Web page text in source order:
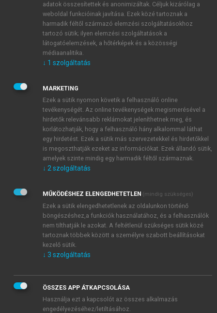
E-MAIL-CÍM
JELSZÓ
JELSZÓ ÚJRA
Kérek értesítést a MeRSZ újdonságairól, akcióiról.
Kérek értesítést az Akadémiai Kiadó Zrt. újdonságairól,
Adatkezelési tájékoztatóbanfoglaltakat tudomásul
veszem és elfogadom.
Általános vásárlási feltételeket, valamint a szotar.netés a
mersz.huoldalak licencszerződéseiben foglaltakat
tudomásul veszem és elfogadom.
KIPRÓBÁLOM
adatok összesítettek és anonimizáltak. Céljuk kizárólag a
weboldal funkcióinak javítása. Ezek közé tartoznak a
harmadik féltől származó elemzési szolgáltatásokhoz
tartozó sütik; ilyen elemzési szolgáltatások a
látogatóelemzések, a hőtérképek és a közösségi
médiaanalitika.
↓ 1 szolgáltatás
MARKETING
Ezek a sütik nyomon követik a felhasználó online
tevékenységét. Az online tevékenységek megismerésével a
hirdetők relevánsabb reklámokat jeleníthetnek meg, és
korlátozhatják, hogy a felhasználó hány alkalommal láthat
egy hirdetést. Ezek a sütik más szervezetekkel és hirdetőkkel
is megoszthatják ezeket az információkat. Ezek állandó sütik,
amelyek szinte mindig egy harmadik féltől származnak.
↓ 2 szolgáltatás
MŰKÖDÉSHEZ ELENGEDHETETLEN (mindig szükséges)
Ezek a sütik elengedhetetlenek az oldalunkon történő
böngészéshez,a funkciók használatához, és a felhasználók
nem tilthatják le azokat. A feltétlenül szükséges sütik közé
tartoznak többek között a személyre szabott beállításokat
kezelő sütik.
↓ 3 szolgáltatás
ÖSSZES APP ÁTKAPCSOLÁSA
Használja ezt a kapcsolót az összes alkalmazás
engedélyezéséhez/letiltásához.